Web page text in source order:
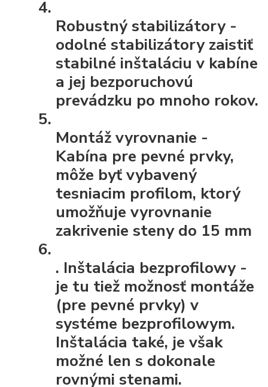
Robustný stabilizátory -
odolné stabilizátory zaistiť
stabilné inštaláciu v kabíne
a jej bezporuchovú
prevádzku po mnoho rokov.
Montáž vyrovnanie -
Kabína pre pevné prvky,
môže byť vybavený
tesniacim profilom, ktorý
umožňuje vyrovnanie
zakrivenie steny do 15 mm
. Inštalácia bezprofilowy -
je tu tiež možnosť montáže
(pre pevné prvky) v
systéme bezprofilowym.
Inštalácia také, je však
možné len s dokonale
rovnými stenami.